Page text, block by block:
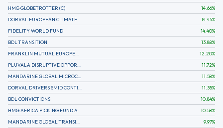
HMG GLOBETROTTER (C)
14.66%
14.45%
FIDELITY WORLD FUND
14.40%
BDL TRANSITION
13.88%
12.20%
11.72%
11.58%
11.35%
BDL CONVICTIONS
10.84%
HMG AFRICA PICKING FUND A
10.58%
9.97%